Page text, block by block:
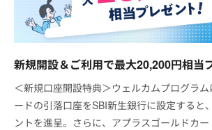
新規開設＆ご利用で最大20,200円相当
＜新規口座開設特典＞ウェルカムプログラ
ードの引落口座をSBI新生銀行に設定すると
ントを進呈。さらに、アプラスゴールドカ